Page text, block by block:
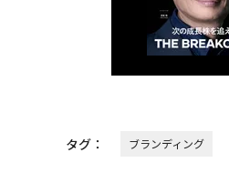
タグ： ブランディング